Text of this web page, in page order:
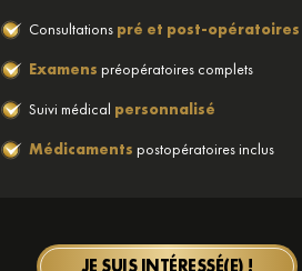
Consultations pré et post-opératoires
Examens préopératoires complets
Suivi médical personnalisé
Médicaments postopératoires inclus
JE SUIS INTÉRESSÉ(E) !